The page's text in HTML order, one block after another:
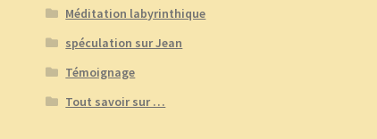
Méditation labyrinthique
spéculation sur Jean
Témoignage
Tout savoir sur …